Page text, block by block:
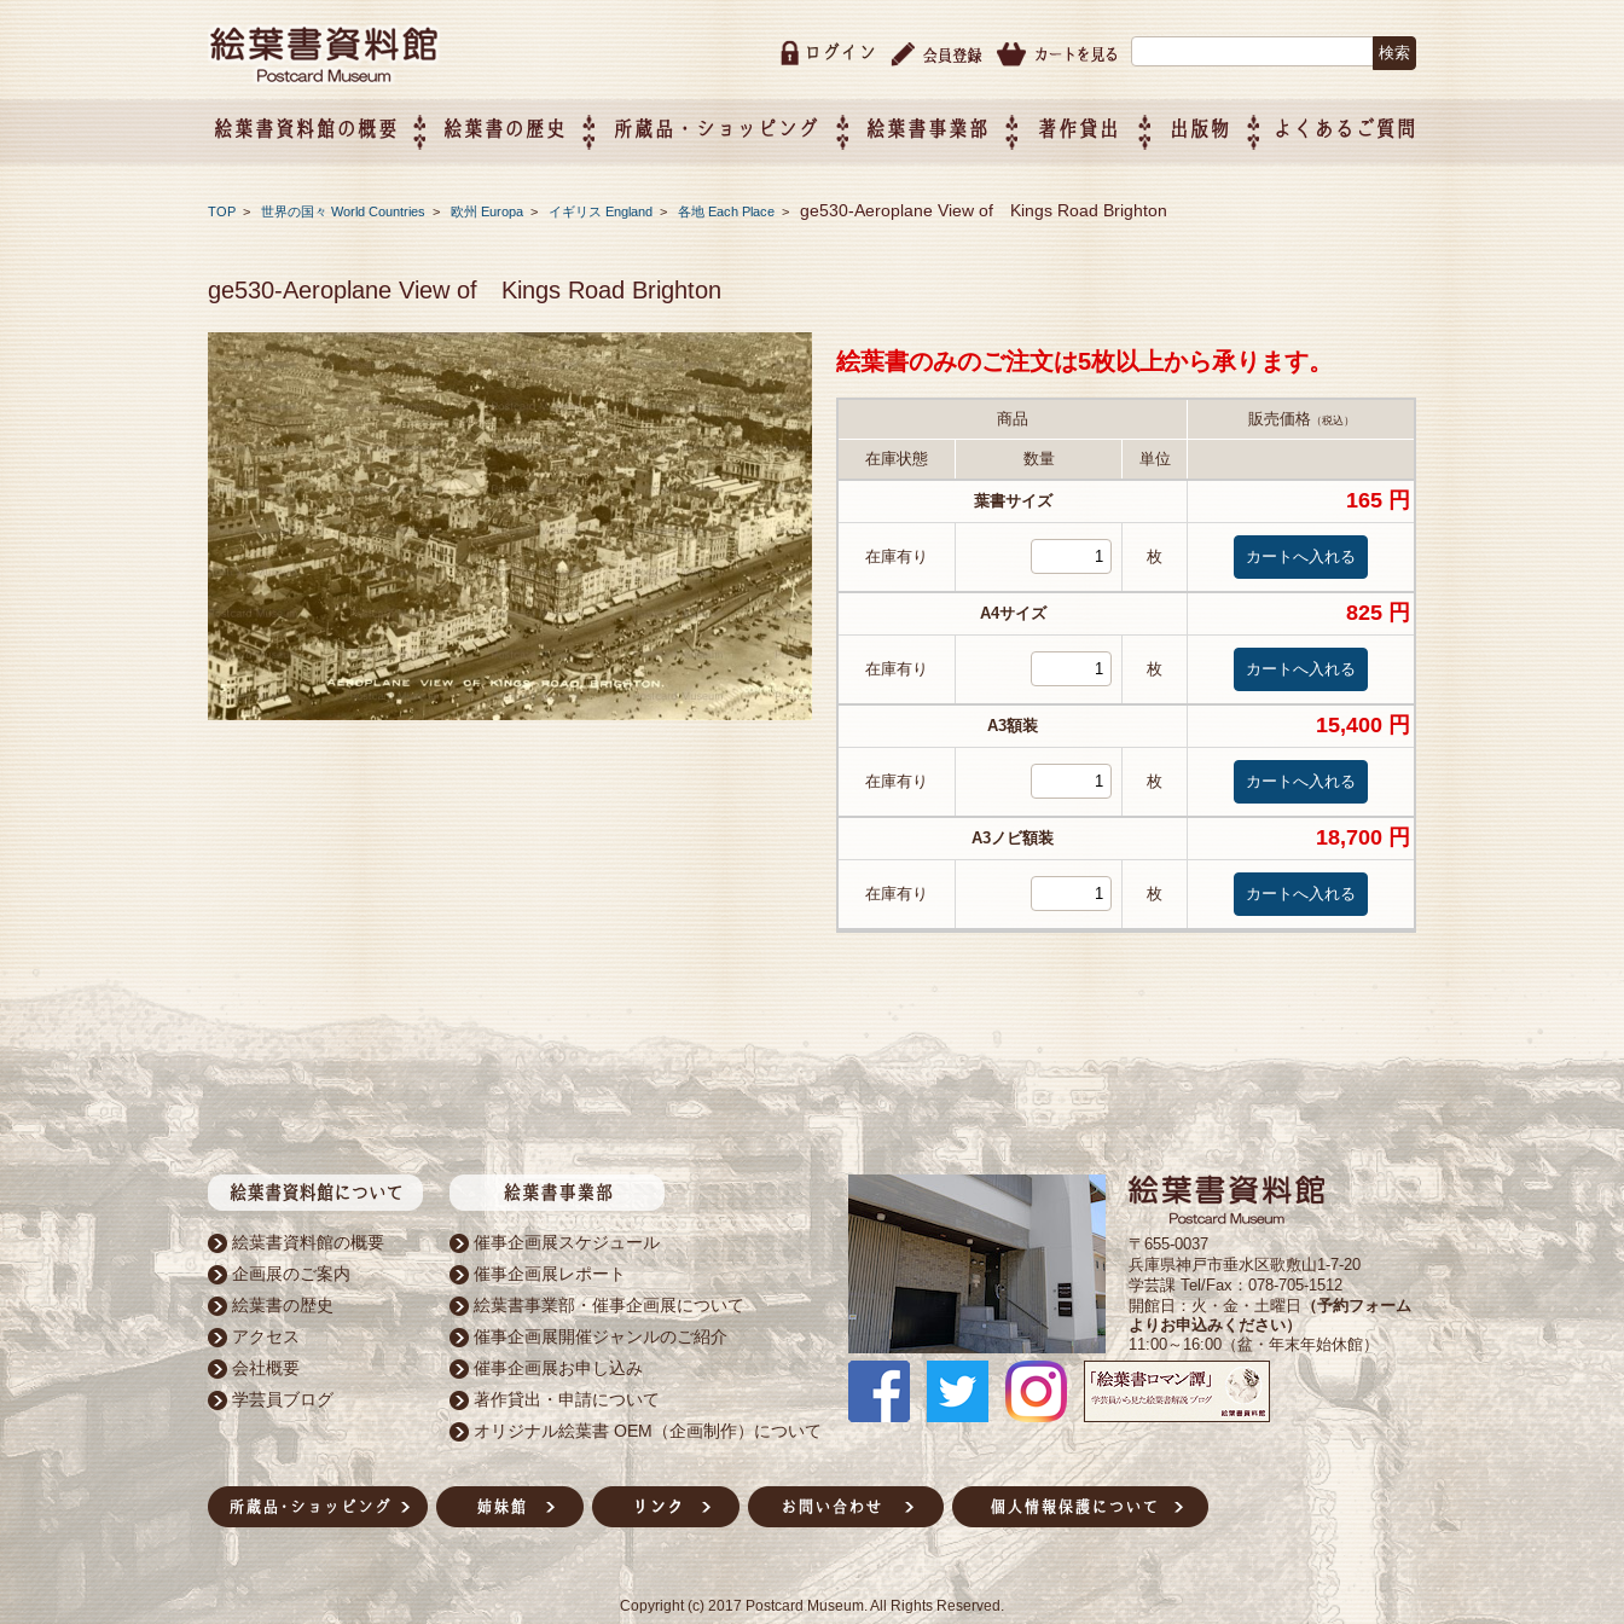
ログイン
絵葉書資料館の概要 絵葉書の歴史 所蔵品・ショッピング 絵葉書事業部
て
作）について
著作貸出 出版物 よくあるご質問
TOP > 世界の国々 World Countries > 欧州 Europa > イギリス England > 各地 Each Place > ge530-Aeroplane View of Kings Road Brighton
ge530-Aeroplane View of Kings Road Brighton
絵葉書のみのご注文は5枚以上から承ります。
商品 販売価格（税込）
在庫状態 数量 単位
葉書サイズ 165 円
在庫有り 枚
A4サイズ 825 円
在庫有り 枚
A3額装 15,400 円
在庫有り 枚
A3ノビ額装 18,700 円
在庫有り 枚
絵葉書資料館の概要
企画展のご案内
絵葉書の歴史
アクセス
会社概要
学芸員ブログ
催事企画展スケジュール
催事企画展レポート
絵葉書事業部・催事企画展について
催事企画展開催ジャンルのご紹介
催事企画展お申し込み
著作貸出・申請について
オリジナル絵葉書 OEM（企画制作）について
〒655-0037
兵庫県神戸市垂水区歌敷山1-7-20
学芸課 Tel/Fax：078-705-1512
開館日：火・金・土曜日 （予約フォーム
よりお申込みください）
11:00～16:00（盆・年末年始休館）
Copyright (c) 2017 Postcard Museum. All Rights Reserved.